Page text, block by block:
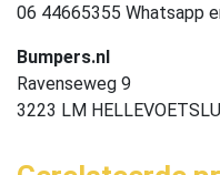
06 44665355 Whatsapp
Bumpers.nl
Ravenseweg 9
3223 LM